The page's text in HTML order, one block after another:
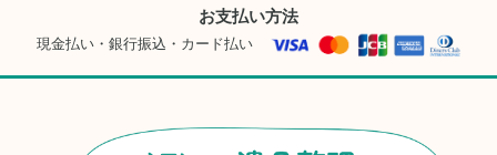
お支払い方法
現金払い・銀行振込・カード払い